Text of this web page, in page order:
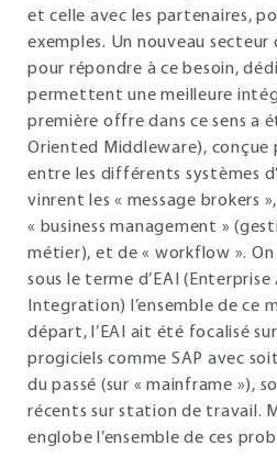
et celle avec les partenaires,
exemples. Un nouveau secteur
pour répondre à ce besoin,
permettent une meilleure
première offre dans ce sens a
Oriented Middleware), conçue
entre les différents systèmes
vinrent les « message brokers
« business management »
métier), et de « workflow ».
sous le terme d’EAI
Integration) l’ensemble de ce
départ, l’EAI ait été focalisé
progiciels comme SAP avec
du passé (sur « mainframe »),
récents sur station de travail.
englobe l’ensemble de ces